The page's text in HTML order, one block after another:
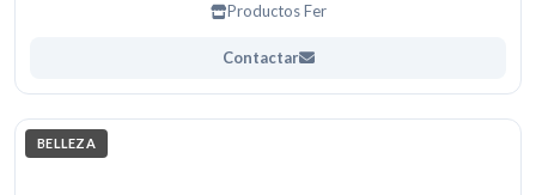
Productos Fer
Contactar
BELLEZA